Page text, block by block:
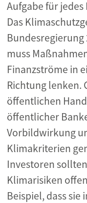
Aufgabe für
Das
muss
Finanzströme in
Richtung lenken.
öffentlichen
öffentlicher
Vorbildwirkung
Klimakriterien
Investoren
Klimarisiken
Beispiel, dass sie